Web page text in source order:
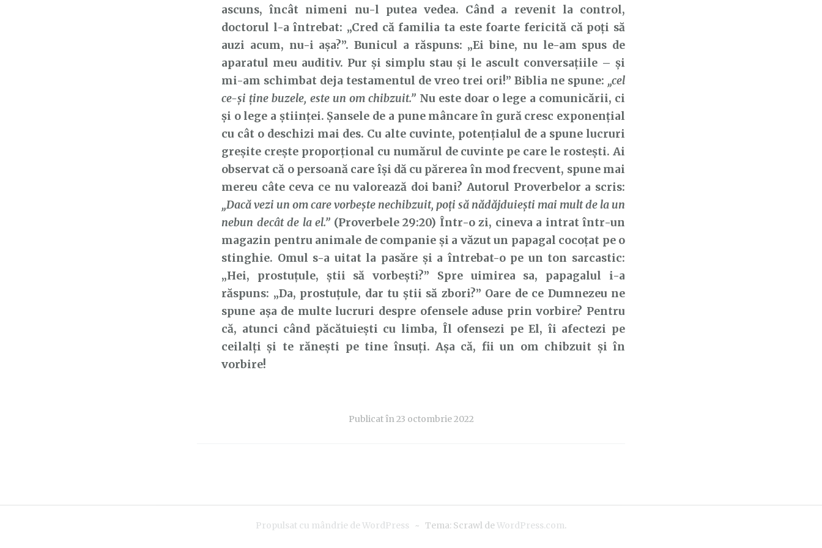
ascuns, încât nimeni nu-l putea vedea. Când a revenit la control,
doctorul l-a întrebat: „Cred că familia ta este foarte fericită că poți să
auzi acum, nu-i așa?”. Bunicul a răspuns: „Ei bine, nu le-am spus de
aparatul meu auditiv. Pur și simplu stau și le ascult conversațiile – și
mi-am schimbat deja testamentul de vreo trei ori!” Biblia ne spune: „cel
ce-şi ţine buzele, este un om chibzuit.” Nu este doar o lege a comunicării, ci
și o lege a științei. Șansele de a pune mâncare în gură cresc exponențial
cu cât o deschizi mai des. Cu alte cuvinte, potențialul de a spune lucruri
greșite crește proporțional cu numărul de cuvinte pe care le rostești. Ai
observat că o persoană care își dă cu părerea în mod frecvent, spune mai
mereu câte ceva ce nu valorează doi bani? Autorul Proverbelor a scris:
„Dacă vezi un om care vorbeşte nechibzuit, poţi să nădăjduieşti mai mult de la un
nebun decât de la el.” (Proverbele 29:20) Într-o zi, cineva a intrat într-un
magazin pentru animale de companie și a văzut un papagal cocoțat pe o
stinghie. Omul s-a uitat la pasăre și a întrebat-o pe un ton sarcastic:
„Hei, prostuțule, știi să vorbești?” Spre uimirea sa, papagalul i-a
răspuns: „Da, prostuțule, dar tu știi să zbori?” Oare de ce Dumnezeu ne
spune așa de multe lucruri despre ofensele aduse prin vorbire? Pentru
că, atunci când păcătuiești cu limba, Îl ofensezi pe El, îi afectezi pe
ceilalți și te rănești pe tine însuți. Așa că, fii un om chibzuit și în
vorbire!
Publicat în23 octombrie 2022
Propulsat cu mândrie de WordPress ~ Tema: Scrawl deWordPress.com.